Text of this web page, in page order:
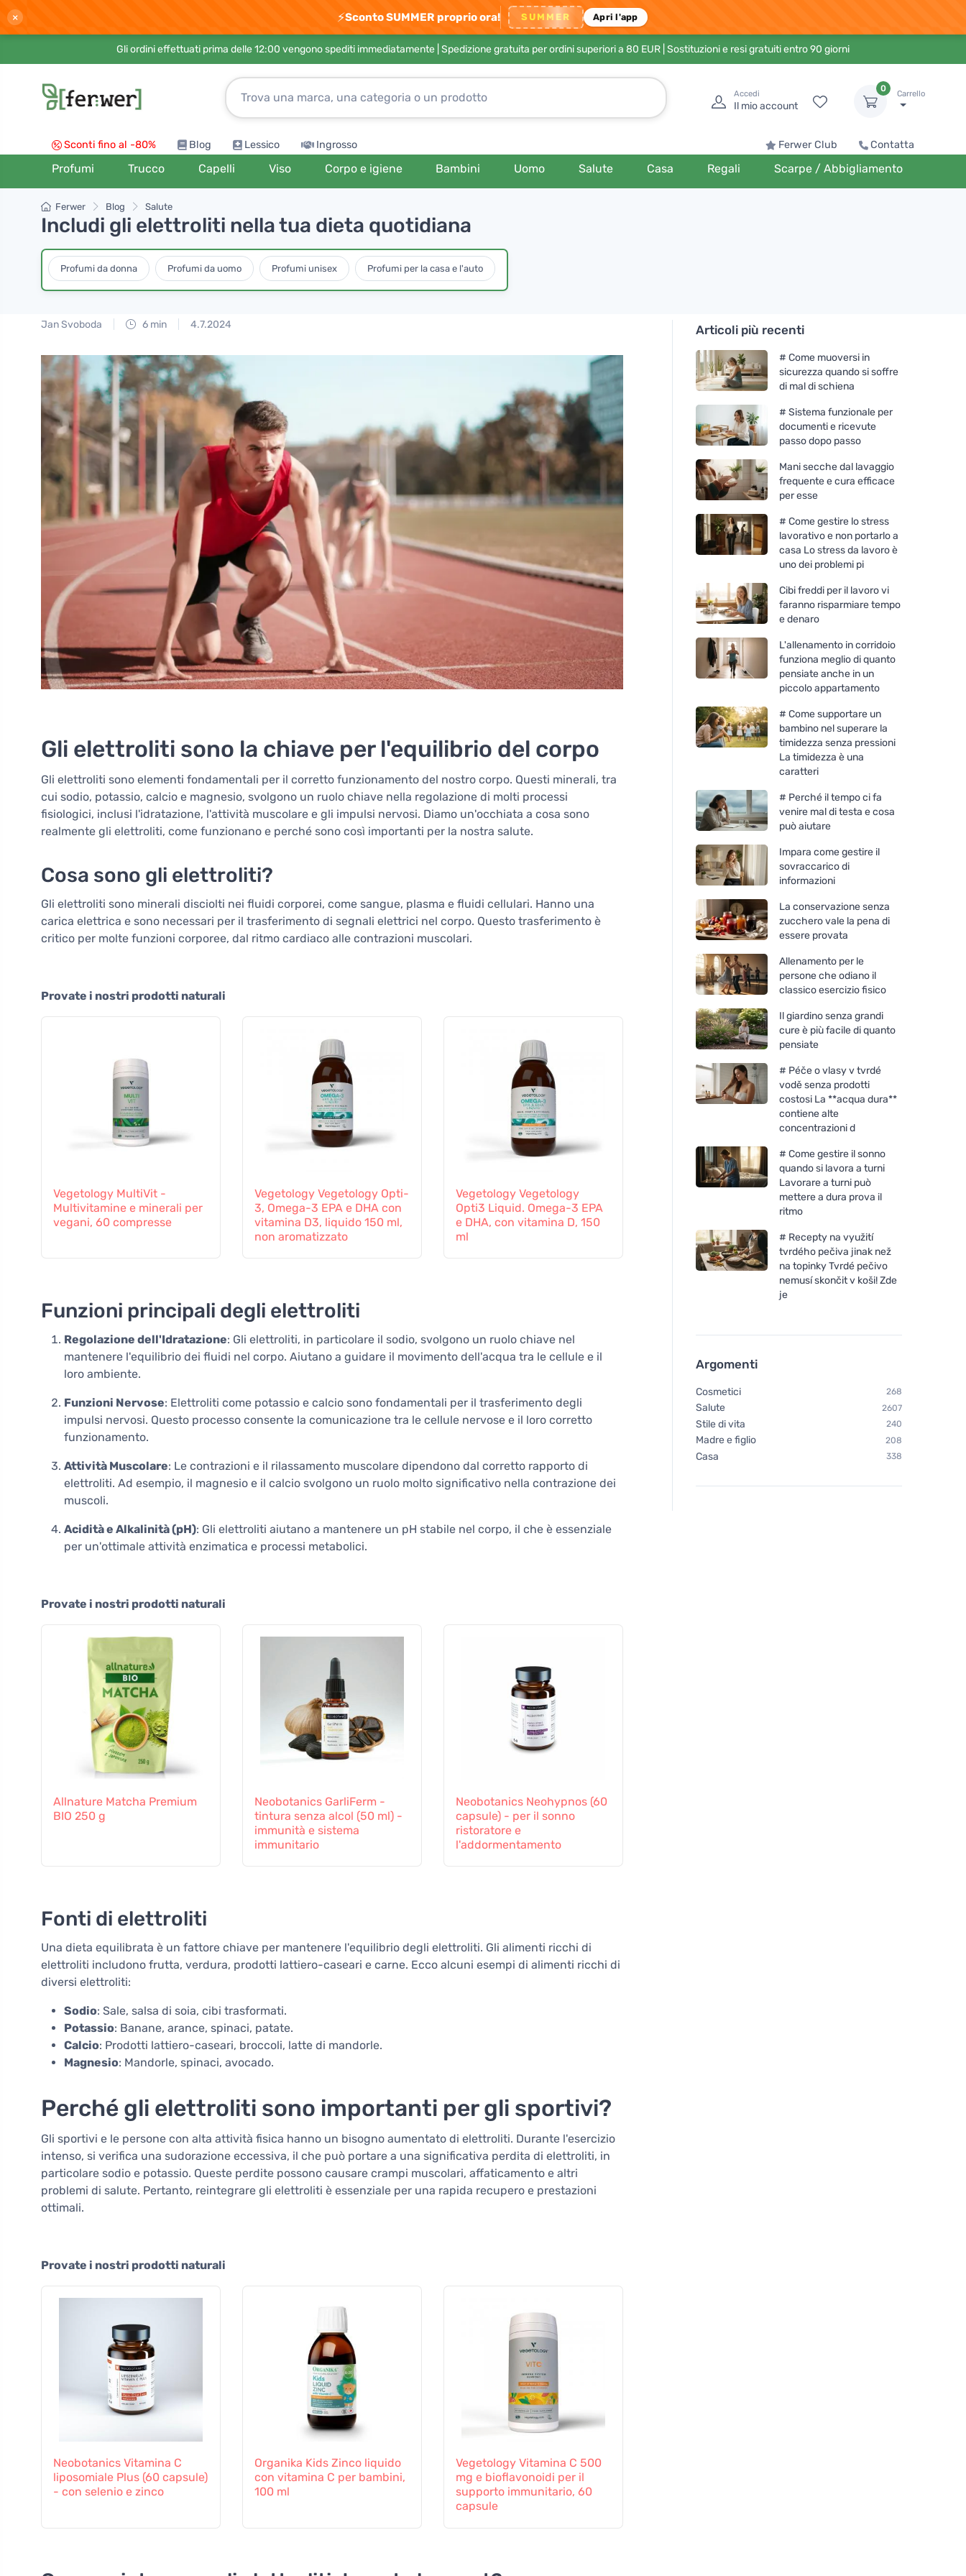
× ⚡Sconto SUMMER proprio ora! SUMMER Apri l'app
Gli ordini effettuati prima delle 12:00 vengono spediti immediatamente | Spedizione gratuita per ordini superiori a 80 EUR | Sostituzioni e resi gratuiti entro 90 giorni
Accedi
Il mio account
0
Carrello
Sconti fino al -80% Blog Lessico Ingrosso Ferwer Club Contatta
Profumi Trucco Capelli Viso Corpo e igiene Bambini Uomo Salute Casa Regali Scarpe / Abbigliamento
Ferwer Blog Salute
Includi gli elettroliti nella tua dieta quotidiana
Profumi da donna Profumi da uomo Profumi unisex Profumi per la casa e l'auto
Jan Svoboda 6 min 4.7.2024
Gli elettroliti sono la chiave per l'equilibrio del corpo
Gli elettroliti sono elementi fondamentali per il corretto funzionamento del nostro corpo. Questi minerali, tra
cui sodio, potassio, calcio e magnesio, svolgono un ruolo chiave nella regolazione di molti processi
fisiologici, inclusi l'idratazione, l'attività muscolare e gli impulsi nervosi. Diamo un'occhiata a cosa sono
realmente gli elettroliti, come funzionano e perché sono così importanti per la nostra salute.
Cosa sono gli elettroliti?
Gli elettroliti sono minerali disciolti nei fluidi corporei, come sangue, plasma e fluidi cellulari. Hanno una
carica elettrica e sono necessari per il trasferimento di segnali elettrici nel corpo. Questo trasferimento è
critico per molte funzioni corporee, dal ritmo cardiaco alle contrazioni muscolari.
Provate i nostri prodotti naturali
Vegetology MultiVit -
Multivitamine e minerali per
vegani, 60 compresse
Vegetology Vegetology Opti-
3, Omega-3 EPA e DHA con
vitamina D3, liquido 150 ml,
non aromatizzato
Vegetology Vegetology
Opti3 Liquid. Omega-3 EPA
e DHA, con vitamina D, 150
ml
Vegetology Opti3 Omega-3
EPA & DHA con vitamina D
Funzioni principali degli elettroliti
Regolazione dell'Idratazione: Gli elettroliti, in particolare il sodio, svolgono un ruolo chiave nel
mantenere l'equilibrio dei fluidi nel corpo. Aiutano a guidare il movimento dell'acqua tra le cellule e il
loro ambiente.
Funzioni Nervose: Elettroliti come potassio e calcio sono fondamentali per il trasferimento degli
impulsi nervosi. Questo processo consente la comunicazione tra le cellule nervose e il loro corretto
funzionamento.
Attività Muscolare: Le contrazioni e il rilassamento muscolare dipendono dal corretto rapporto di
elettroliti. Ad esempio, il magnesio e il calcio svolgono un ruolo molto significativo nella contrazione dei
muscoli.
Acidità e Alkalinità (pH): Gli elettroliti aiutano a mantenere un pH stabile nel corpo, il che è essenziale
per un'ottimale attività enzimatica e processi metabolici.
Provate i nostri prodotti naturali
Allnature Matcha Premium
BIO 250 g
Neobotanics GarliFerm -
tintura senza alcol (50 ml) -
immunità e sistema
immunitario
Neobotanics Neohypnos (60
capsule) - per il sonno
ristoratore e
l'addormentamento
Fonti di elettroliti
Una dieta equilibrata è un fattore chiave per mantenere l'equilibrio degli elettroliti. Gli alimenti ricchi di
elettroliti includono frutta, verdura, prodotti lattiero-caseari e carne. Ecco alcuni esempi di alimenti ricchi di
diversi elettroliti:
Sodio: Sale, salsa di soia, cibi trasformati.
Potassio: Banane, arance, spinaci, patate.
Calcio: Prodotti lattiero-caseari, broccoli, latte di mandorle.
Magnesio: Mandorle, spinaci, avocado.
Perché gli elettroliti sono importanti per gli sportivi?
Gli sportivi e le persone con alta attività fisica hanno un bisogno aumentato di elettroliti. Durante l'esercizio
intenso, si verifica una sudorazione eccessiva, il che può portare a una significativa perdita di elettroliti, in
particolare sodio e potassio. Queste perdite possono causare crampi muscolari, affaticamento e altri
problemi di salute. Pertanto, reintegrare gli elettroliti è essenziale per una rapida recupero e prestazioni
ottimali.
Provate i nostri prodotti naturali
Neobotanics Vitamina C
liposomiale Plus (60 capsule)
- con selenio e zinco
Organika Kids Zinco liquido
con vitamina C per bambini,
100 ml
Vegetology Vitamina C 500
mg e bioflavonoidi per il
supporto immunitario, 60
capsule
Articoli più recenti
# Come muoversi in
sicurezza quando si soffre
di mal di schiena
# Sistema funzionale per
documenti e ricevute
passo dopo passo
Mani secche dal lavaggio
frequente e cura efficace
per esse
# Come gestire lo stress
lavorativo e non portarlo a
casa Lo stress da lavoro è
uno dei problemi pi
Cibi freddi per il lavoro vi
faranno risparmiare tempo
e denaro
L'allenamento in corridoio
funziona meglio di quanto
pensiate anche in un
piccolo appartamento
# Come supportare un
bambino nel superare la
timidezza senza pressioni
La timidezza è una
caratteri
# Perché il tempo ci fa
venire mal di testa e cosa
può aiutare
Impara come gestire il
sovraccarico di
informazioni
La conservazione senza
zucchero vale la pena di
essere provata
Allenamento per le
persone che odiano il
classico esercizio fisico
Il giardino senza grandi
cure è più facile di quanto
pensiate
# Péče o vlasy v tvrdé
vodě senza prodotti
costosi La **acqua dura**
contiene alte
concentrazioni d
# Come gestire il sonno
quando si lavora a turni
Lavorare a turni può
mettere a dura prova il
ritmo
# Recepty na využití
tvrdého pečiva jinak než
na topinky Tvrdé pečivo
nemusí skončit v koši! Zde
je
Argomenti
Cosmetici 268
Salute 2607
Stile di vita 240
Madre e figlio 208
Casa 338